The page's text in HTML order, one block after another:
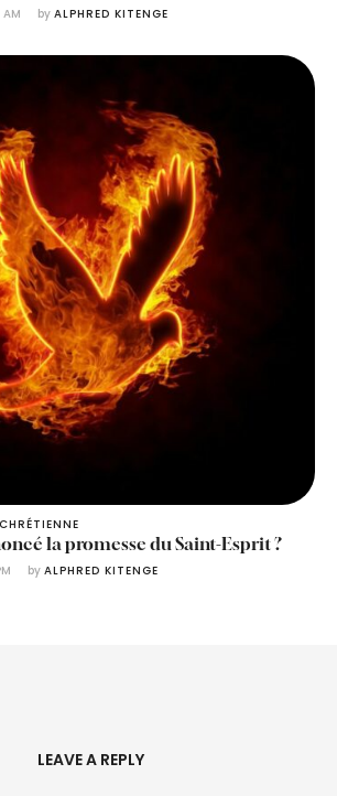
by ALPHRED KITENGE
la promesse du Saint-Esprit ?
by ALPHRED KITENGE
LEAVE A REPLY